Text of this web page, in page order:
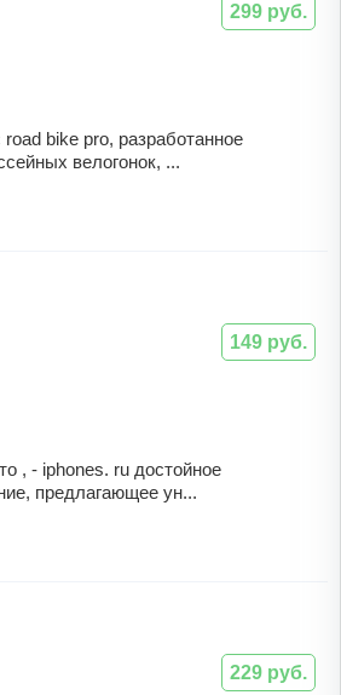
bike pro, разработанное
велогонок, ...
299 руб.
, - iphones. ru достойное
предлагающее ун...
149 руб.
229 руб.